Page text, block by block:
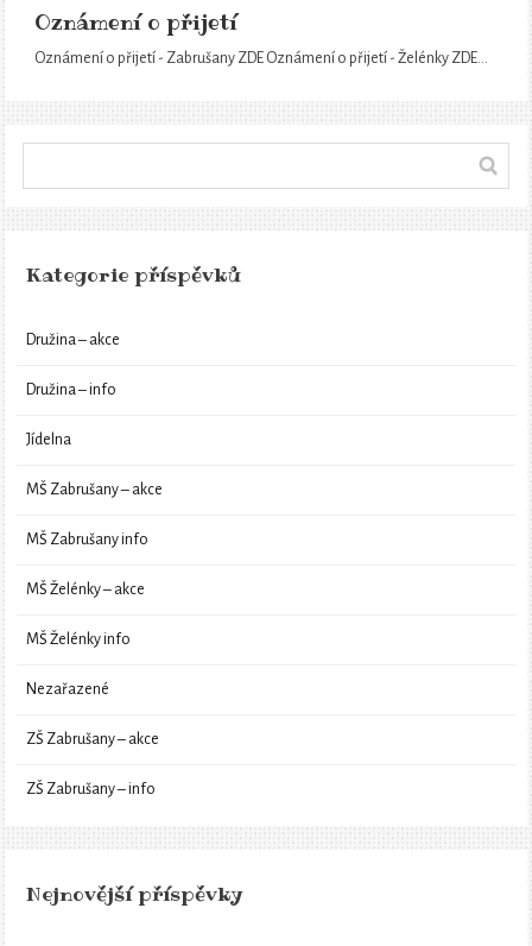
Oznámení o přijetí
Oznámení o přijetí - Zabrušany ZDE Oznámení o přijetí - Želénky ZDE…
Kategorie příspěvků
Družina – akce
Družina – info
Jídelna
MŠ Zabrušany – akce
MŠ Zabrušany info
MŠ Želénky – akce
MŠ Želénky info
Nezařazené
ZŠ Zabrušany – akce
ZŠ Zabrušany – info
Nejnovější příspěvky